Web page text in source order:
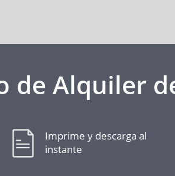
de Alquiler
Imprime y descarga al
instante